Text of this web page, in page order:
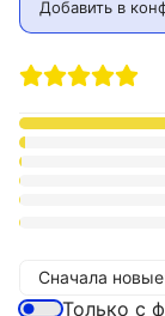
Добавить в
Сначала новые
Только с